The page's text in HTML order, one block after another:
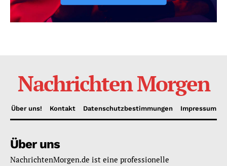
Nachrichten Morgen
Über uns! Kontakt Datenschutzbestimmungen Impressum
Über uns
NachrichtenMorgen.de ist eine professionelle